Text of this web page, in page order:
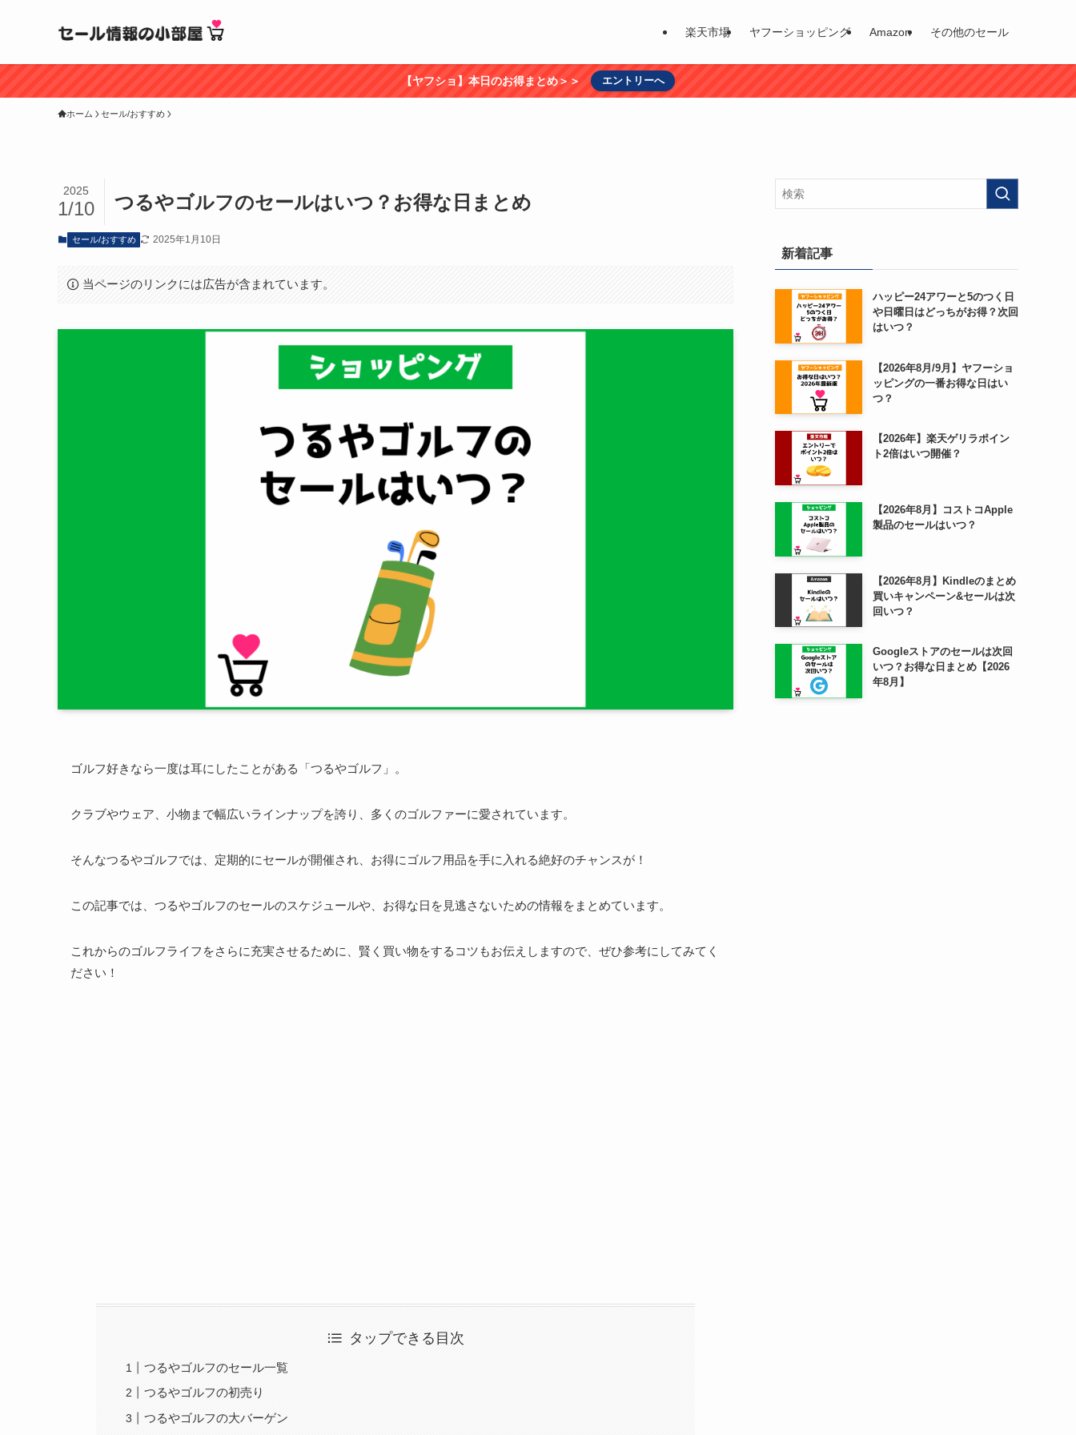
楽天市場 ヤフーショッピング Amazon その他のセール
【ヤフショ】本日のお得まとめ＞＞ エントリーへ
ホーム セール/おすすめ
つるやゴルフのセールはいつ？お得な日まとめ
2025
1/10
セール/おすすめ 2025年1月10日
当ページのリンクには広告が含まれています。
ゴルフ好きなら一度は耳にしたことがある「つるやゴルフ」。
クラブやウェア、小物まで幅広いラインナップを誇り、多くのゴルファーに愛されています。
そんなつるやゴルフでは、定期的にセールが開催され、お得にゴルフ用品を手に入れる絶好のチャンスが！
この記事では、つるやゴルフのセールのスケジュールや、お得な日を見逃さないための情報をまとめています。
これからのゴルフライフをさらに充実させるために、賢く買い物をするコツもお伝えしますので、ぜひ参考にしてみてく
ださい！
タップできる目次
つるやゴルフのセール一覧
つるやゴルフの初売り
つるやゴルフの大バーゲン
新着記事
ハッピー24アワーと5のつく日
や日曜日はどっちがお得？次回
はいつ？
【2026年8月/9月】ヤフーショ
ッピングの一番お得な日はい
つ？
【2026年】楽天ゲリラポイン
ト2倍はいつ開催？
【2026年8月】コストコApple
製品のセールはいつ？
【2026年8月】Kindleのまとめ
買いキャンペーン&セールは次
回いつ？
Googleストアのセールは次回
いつ？お得な日まとめ【2026
年8月】